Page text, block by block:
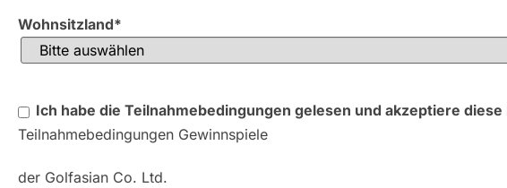
Wohnsitzland*
Ich habe die Teilnahmebedingungen gelesen und akzeptiere
Teilnahmebedingungen Gewinnspiele
der Golfasian Co. Ltd.